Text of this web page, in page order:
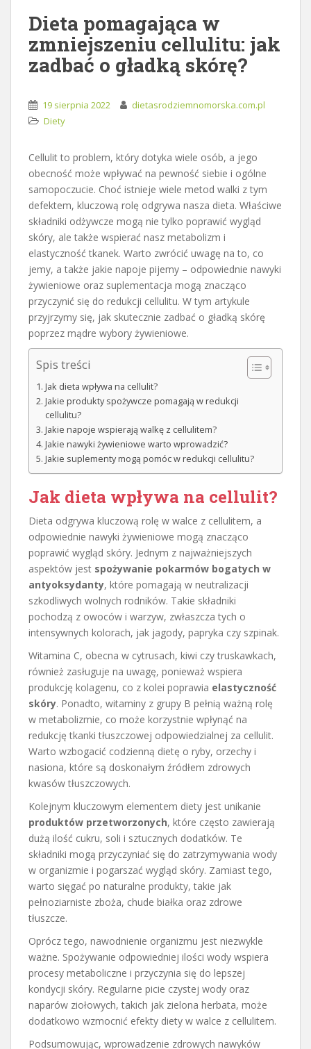
Dieta pomagająca w
zmniejszeniu cellulitu: jak
zadbać o gładką skórę?
19 sierpnia 2022
dietasrodziemnomorska.com.pl
Diety
Cellulit to problem, który dotyka wiele osób, a jego
obecność może wpływać na pewność siebie i ogólne
samopoczucie. Choć istnieje wiele metod walki z tym
defektem, kluczową rolę odgrywa nasza dieta. Właściwe
składniki odżywcze mogą nie tylko poprawić wygląd
skóry, ale także wspierać nasz metabolizm i
elastyczność tkanek. Warto zwrócić uwagę na to, co
jemy, a także jakie napoje pijemy – odpowiednie nawyki
żywieniowe oraz suplementacja mogą znacząco
przyczynić się do redukcji cellulitu. W tym artykule
przyjrzymy się, jak skutecznie zadbać o gładką skórę
poprzez mądre wybory żywieniowe.
Spis treści
Jak dieta wpływa na cellulit?
Jakie produkty spożywcze pomagają w redukcji
cellulitu?
Jakie napoje wspierają walkę z cellulitem?
Jakie nawyki żywieniowe warto wprowadzić?
Jakie suplementy mogą pomóc w redukcji cellulitu?
Jak dieta wpływa na cellulit?
Dieta odgrywa kluczową rolę w walce z cellulitem, a
odpowiednie nawyki żywieniowe mogą znacząco
poprawić wygląd skóry. Jednym z najważniejszych
aspektów jest spożywanie pokarmów bogatych w
antyoksydanty, które pomagają w neutralizacji
szkodliwych wolnych rodników. Takie składniki
pochodzą z owoców i warzyw, zwłaszcza tych o
intensywnych kolorach, jak jagody, papryka czy szpinak.
Witamina C, obecna w cytrusach, kiwi czy truskawkach,
również zasługuje na uwagę, ponieważ wspiera
produkcję kolagenu, co z kolei poprawia elastyczność
skóry. Ponadto, witaminy z grupy B pełnią ważną rolę
w metabolizmie, co może korzystnie wpłynąć na
redukcję tkanki tłuszczowej odpowiedzialnej za cellulit.
Warto wzbogacić codzienną dietę o ryby, orzechy i
nasiona, które są doskonałym źródłem zdrowych
kwasów tłuszczowych.
Kolejnym kluczowym elementem diety jest unikanie
produktów przetworzonych, które często zawierają
dużą ilość cukru, soli i sztucznych dodatków. Te
składniki mogą przyczyniać się do zatrzymywania wody
w organizmie i pogarszać wygląd skóry. Zamiast tego,
warto sięgać po naturalne produkty, takie jak
pełnoziarniste zboża, chude białka oraz zdrowe
tłuszcze.
Oprócz tego, nawodnienie organizmu jest niezwykle
ważne. Spożywanie odpowiedniej ilości wody wspiera
procesy metaboliczne i przyczynia się do lepszej
kondycji skóry. Regularne picie czystej wody oraz
naparów ziołowych, takich jak zielona herbata, może
dodatkowo wzmocnić efekty diety w walce z cellulitem.
Podsumowując, wprowadzenie zdrowych nawyków